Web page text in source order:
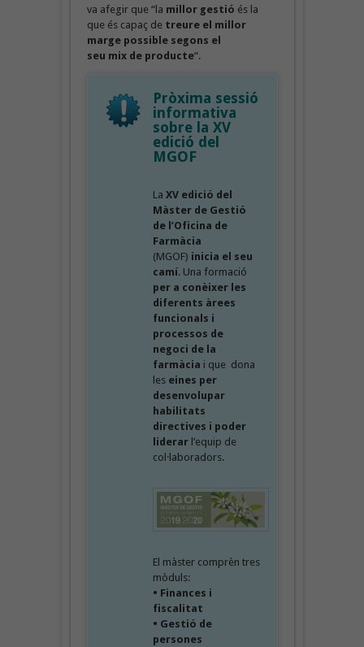
va afegir que “la millor gestió és la
que és capaç detreure el millor
marge possible segons el
seu mix de producte“.
Pròxima sessió
informativa
sobre la XV
edició del
MGOF
La XV edició del
Màster de Gestió
de l’Oficina de
Farmàcia
(MGOF) inicia el seu
camí. Una formació
per a conèixer les
diferents àrees
funcionals i
processos de
negoci de la
farmàcia i que dona
les eines per
desenvolupar
habilitats
directives i poder
liderarl’equip de
col·laboradors.
El màster comprèn tres
mòduls:
• Finances i
fiscalitat
• Gestió de
persones